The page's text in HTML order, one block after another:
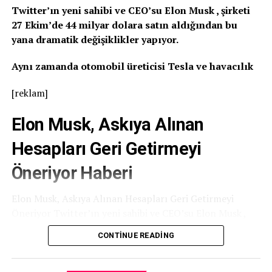
Twitter’ın yeni sahibi ve CEO’su Elon Musk , şirketi
27 Ekim’de 44 milyar dolara satın aldığından bu
yana dramatik değişiklikler yapıyor.
Aynı zamanda otomobil üreticisi Tesla ve havacılık
[reklam]
Elon Musk, Askıya Alınan
Hesapları Geri Getirmeyi
Öneriyor Haberi
şirketi 27 Ekim’de 44 milyar dolara satın aldığından bu
yana dramatik değişiklikler yapıyor.
Aynı zamanda otomobil üreticisi Tesla ve havacılık
CONTINUE READING